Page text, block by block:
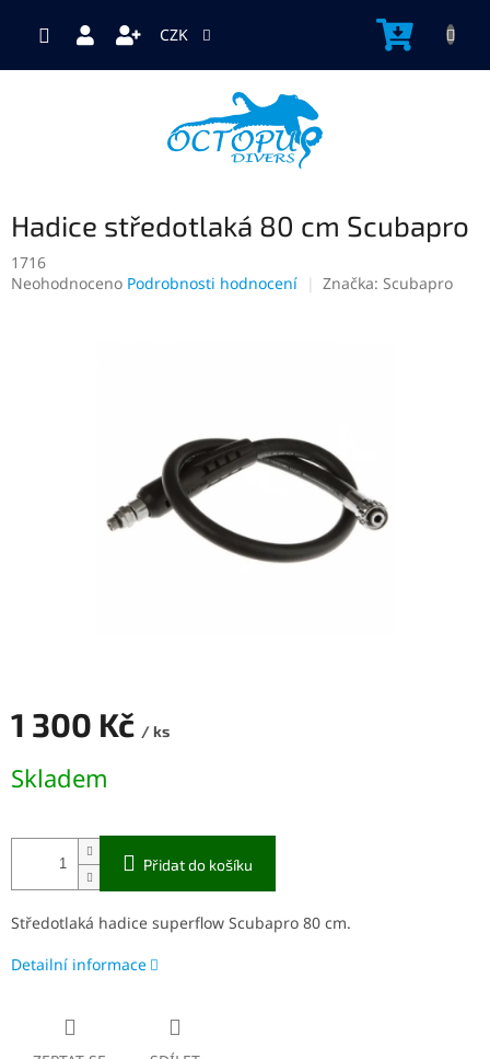
CZK
Hadice středotlaká 80 cm Scubapro
1716
Průměrné
Neohodnoceno Podrobnosti hodnocení Značka: Scubapro
1 300 Kč / ks
cena:
Skladem
Přidat do košíku
Středotlaká hadice superflow Scubapro 80 cm.
Detailní informace